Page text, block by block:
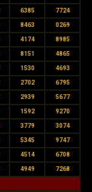
6385 7724
8463 0269
4174 8985
8151 4865
1530 4693
2702 6795
2939 5677
1592 9270
3779 3074
5345 9747
4514 6708
4949 7268